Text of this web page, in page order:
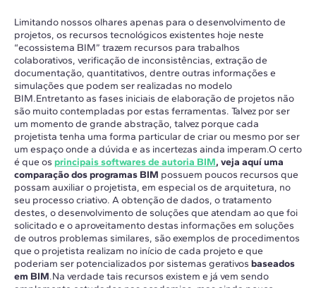
Limitando nossos olhares apenas para o desenvolvimento de
projetos, os recursos tecnológicos existentes hoje neste
“ecossistema BIM” trazem recursos para trabalhos
colaborativos, verificação de inconsistências, extração de
documentação, quantitativos, dentre outras informações e
simulações que podem ser realizadas no modelo
BIM.Entretanto as fases iniciais de elaboração de projetos não
são muito contempladas por estas ferramentas. Talvez por ser
um momento de grande abstração, talvez porque cada
projetista tenha uma forma particular de criar ou mesmo por ser
um espaço onde a dúvida e as incertezas ainda imperam.O certo
é que os principais softwares de autoria BIM, veja aquí uma
comparação dos programas BIM possuem poucos recursos que
possam auxiliar o projetista, em especial os de arquitetura, no
seu processo criativo. A obtenção de dados, o tratamento
destes, o desenvolvimento de soluções que atendam ao que foi
solicitado e o aproveitamento destas informações em soluções
de outros problemas similares, são exemplos de procedimentos
que o projetista realizam no início de cada projeto e que
poderiam ser potencializados por sistemas gerativos baseados
em BIM.Na verdade tais recursos existem e já vem sendo